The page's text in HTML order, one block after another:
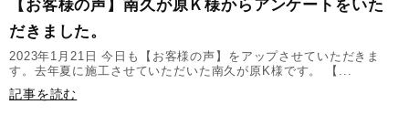
【お客様の声】南久が原Ｋ様からアンケートをいた
だきました。
2023年1月21日 今日も【お客様の声】をアップさせていただきま
す。去年夏に施工させていただいた南久が原K様です。 【...
記事を読む